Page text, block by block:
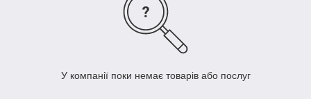
У компанії поки немає товарів або послуг